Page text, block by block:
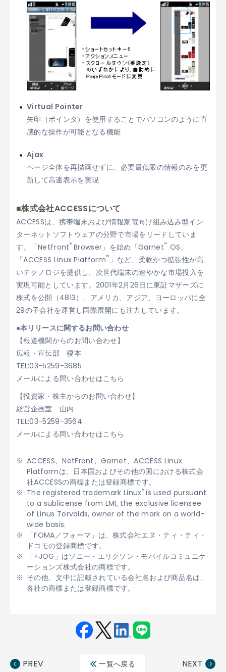
Virtual Pointer
矢印（ポインタ）を使用することでパソコンのように直
感的な操作が可能となる機能
Ajax
ページ全体を再描画せずに、必要最低限の情報のみを更
新して高速表示を実現
■株式会社ACCESSについて
ACCESSは、携帯端末および情報家電向け組み込み型イン
ターネットソフトウェアの分野で市場をリードしていま
す。「NetFront®Browser」を始め「Garnet™ OS」
「ACCESS Linux Platform™ 」など、柔軟かつ拡張性が高
いテクノロジを提供し、次世代端末の速やかな市場投入を
実現可能としています。2001年2月26日に東証マザーズに
株式を公開（4813）、アメリカ、アジア、ヨーロッパに全
29の子会社を運営し国際展開にも注力しています。
●本リリースに関するお問い合わせ
【報道機関からのお問い合わせ】
広報・宣伝部 榎本
TEL:03-5259-3685
メールによる問い合わせはこちら
【投資家・株主からのお問い合わせ】
経営企画室 山内
TEL:03-5259-3564
メールによる問い合わせはこちら
ACCESS、NetFront、Garnet、ACCESS Linux
Platformは、日本国およびその他の国における株式会
社ACCESSの商標または登録商標です。
The registered trademark Linux®is used pursuant
to a sublicense from LMI, the exclusive licensee
of Linus Torvalds, owner of the mark on a world-
wide basis.
「FOMA／フォーマ」は、株式会社エヌ・ティ・ティ・
ドコモの登録商標です。
「+JOG」はソニー・エリクソン・モバイルコミュニケ
ーションズ株式会社の商標です。
その他、文中に記載されている会社名および商品名は、
各社の商標または登録商標です。
ebo ter
edin
PREV 一覧へ戻る NEXT